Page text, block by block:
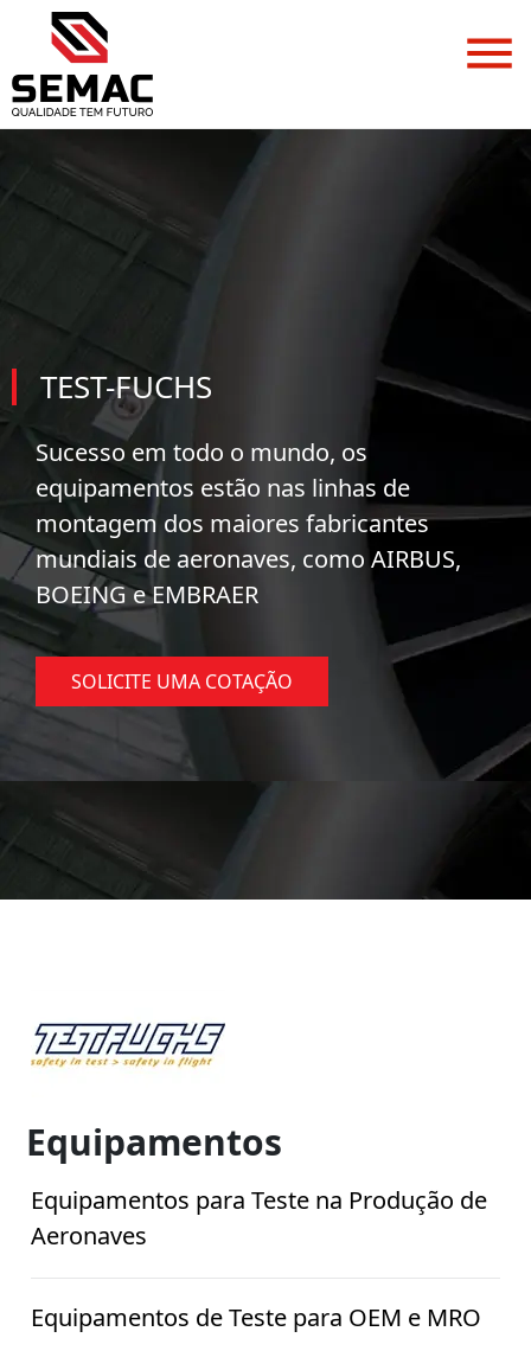
TEST-FUCHS
Sucesso em todo o mundo, os
equipamentos estão nas linhas de
montagem dos maiores fabricantes
mundiais de aeronaves, como AIRBUS,
BOEING e EMBRAER
SOLICITE UMA COTAÇÃO
Equipamentos
Equipamentos para Teste na Produção de
Aeronaves
Equipamentos de Teste para OEM e MRO